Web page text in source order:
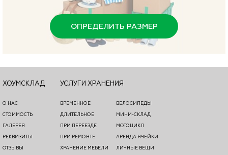
ОПРЕДЕЛИТЬ РАЗМЕР
ХОУМСКЛАД
О НАС
СТОИМОСТЬ
ГАЛЕРЕЯ
РЕКВИЗИТЫ
ОТЗЫВЫ
УСЛУГИ ХРАНЕНИЯ
ВРЕМЕННОЕ
ДЛИТЕЛЬНОЕ
ПРИ ПЕРЕЕЗДЕ
ПРИ РЕМОНТЕ
ХРАНЕНИЕ МЕБЕЛИ
ВЕЛОСИПЕДЫ
МИНИ-СКЛАД
МОТОЦИКЛ
АРЕНДА ЯЧЕЙКИ
ЛИЧНЫЕ ВЕЩИ